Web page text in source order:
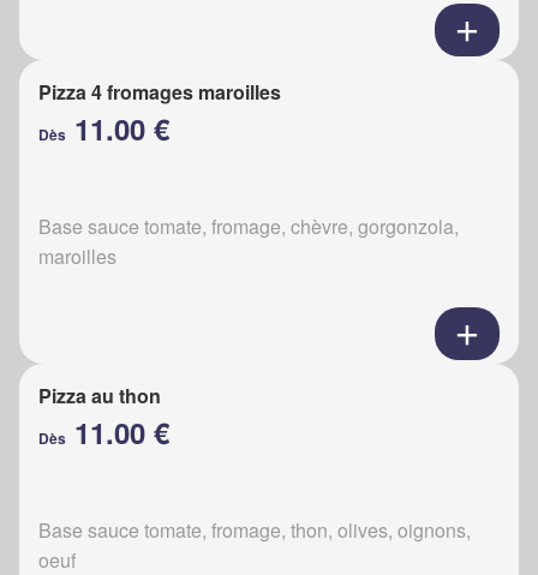
Pizza 4 fromages maroilles
Dès 11.00 €
Base sauce tomate, fromage, chèvre, gorgonzola,
maroilles
Pizza au thon
Dès 11.00 €
Base sauce tomate, fromage, thon, olives, oignons,
oeuf